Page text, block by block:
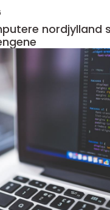
nordjylland sådan får du